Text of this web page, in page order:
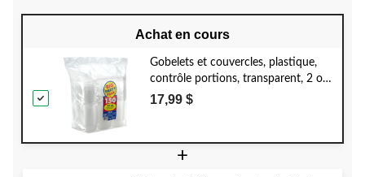
Achat en cours
Gobelets et couvercles, plastique,
contrôle portions, transparent, 2 oz,
paq. 150, pour veille du jour de l'An,
17,99 $
+